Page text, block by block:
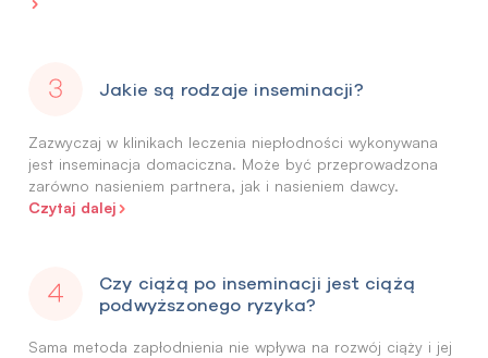
Jakie są rodzaje inseminacji?
Zazwyczaj w klinikach leczenia niepłodności wykonywana
jest inseminacja domaciczna. Może być przeprowadzona
zarówno nasieniem partnera, jak i nasieniem dawcy.
Czytaj dalej
Czy ciążą po inseminacji jest ciążą
podwyższonego ryzyka?
Sama metoda zapłodnienia nie wpływa na rozwój ciąży i jej